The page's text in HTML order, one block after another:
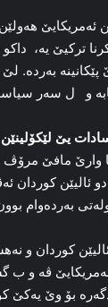
ئەمریكایێ
ترکیێ یه‌،
به‌رده‌.
و ل سەر
یێ
وارێ مافێ مرۆڤ
ئالیێن
بەردەوام
کوردان و
ئەمریكایێ ڤە و
بۆ وێ یه‌کێ